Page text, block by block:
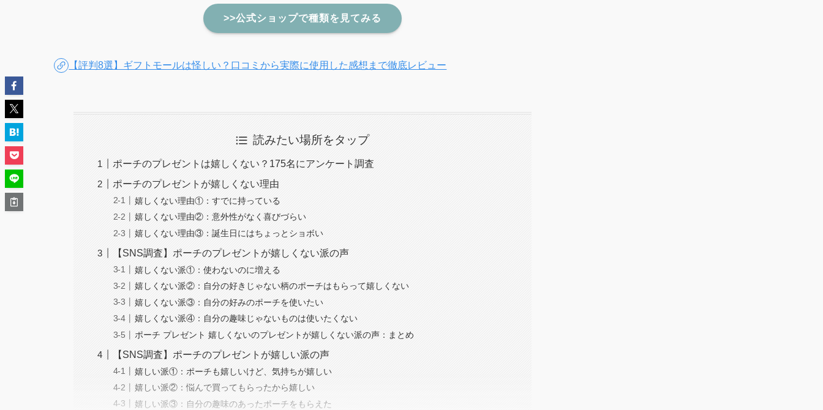
>>公式ショップで種類を見てみる
【評判8選】ギフトモールは怪しい？口コミから実際に使用した感想まで徹底レビュー
読みたい場所をタップ
ポーチのプレゼントは嬉しくない？175名にアンケート調査
ポーチのプレゼントが嬉しくない理由
嬉しくない理由①：すでに持っている
嬉しくない理由②：意外性がなく喜びづらい
嬉しくない理由③：誕生日にはちょっとショボい
【SNS調査】ポーチのプレゼントが嬉しくない派の声
嬉しくない派①：使わないのに増える
嬉しくない派②：自分の好きじゃない柄のポーチはもらって嬉しくない
嬉しくない派③：自分の好みのポーチを使いたい
嬉しくない派④：自分の趣味じゃないものは使いたくない
ポーチ プレゼント 嬉しくないのプレゼントが嬉しくない派の声：まとめ
【SNS調査】ポーチのプレゼントが嬉しい派の声
嬉しい派①：ポーチも嬉しいけど、気持ちが嬉しい
嬉しい派②：悩んで買ってもらったから嬉しい
嬉しい派③：自分の趣味のあったポーチをもらえた